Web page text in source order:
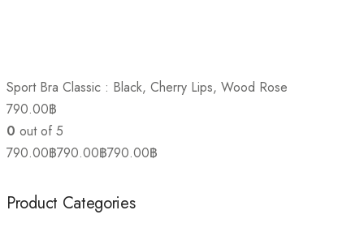
Sport Bra Classic : Black, Cherry Lips, Wood Rose
790.00฿
0 out of 5
790.00฿790.00฿790.00฿
Product Categories